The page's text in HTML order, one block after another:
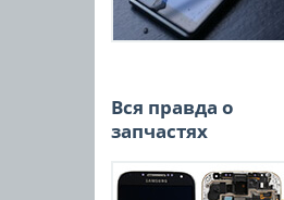
Вся правда о
запчастях